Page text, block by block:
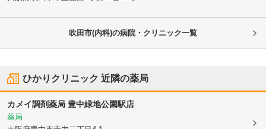
吹田市(内科)の病院・クリニック一覧
ひかりクリニック 近隣の薬局
カメイ調剤薬局 豊中緑地公園駅店
薬局